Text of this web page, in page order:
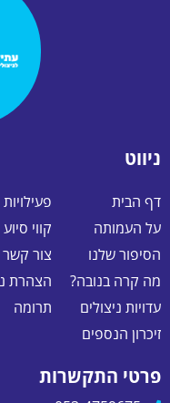
ניווט
דף הבית
על העמותה
הסיפור שלנו
מה קרה בנובה?
עדויות ניצולים
זיכרון הנספים
פעילויות
קווי סיוע
צור קשר
הצהרת
תרומה
פרטי התקשרות